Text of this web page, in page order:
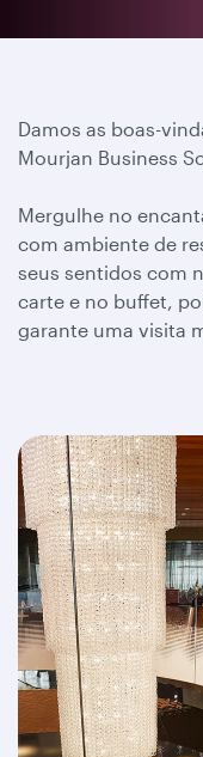
Damos as boas-
Mourjan Business
Mergulhe no
com ambiente de
seus sentidos com
carte e no buffet,
garante uma visita